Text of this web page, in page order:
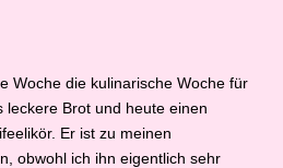
Woche die kulinarische Woche für
leckere Brot und heute einen
Er ist zu meinen
obwohl ich ihn eigentlich sehr